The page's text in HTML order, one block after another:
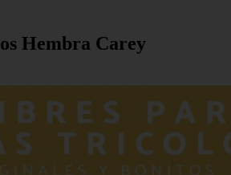
Hembra Carey